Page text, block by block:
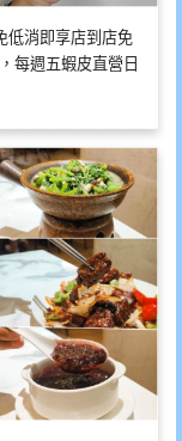
低消即享店到店免
每週五蝦皮直營日